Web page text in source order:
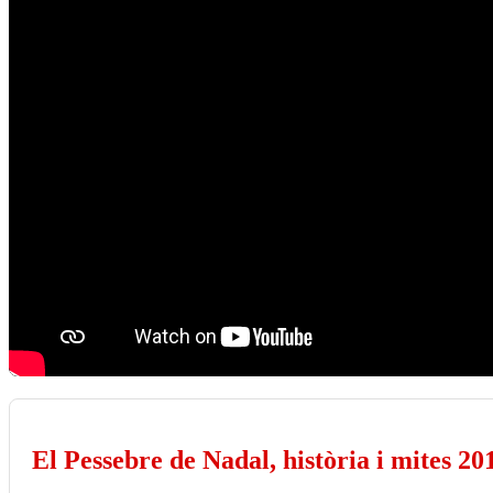
El Pessebre de Nadal, història i mites